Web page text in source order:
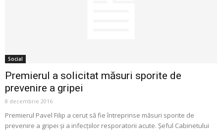
Social
Premierul a solicitat măsuri sporite de
prevenire a gripei
8 decembrie 2016
Premierul Pavel Filip a cerut să fie întreprinse măsuri sporite de
prevenire a gripei şi a infecţiilor resporatorii acute. Şeful Cabinetului